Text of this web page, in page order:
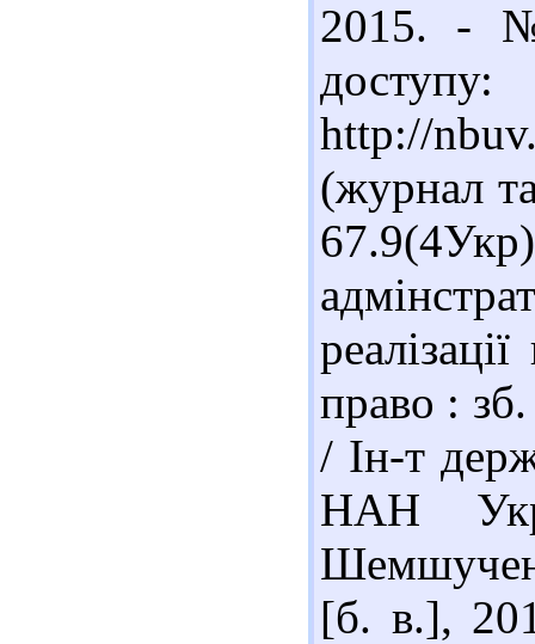
2015. -
доступу:
http://
(журнал
право :
/ Ін-т
НАН
[б. в.],